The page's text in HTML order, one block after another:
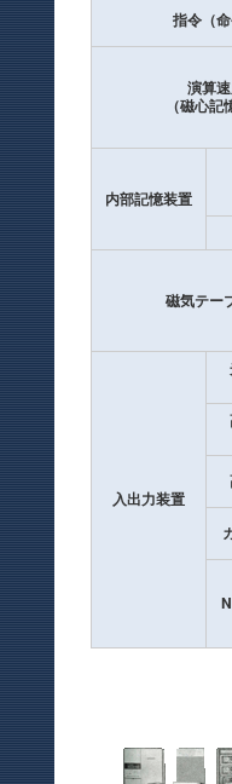
指令（命
演算
（磁心記
内部記憶装置
磁気テー
入出力装置